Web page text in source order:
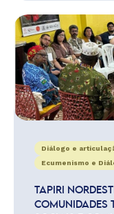
Diálogo e
Ecumenismo e
TAPIRI
COMUNIDADES